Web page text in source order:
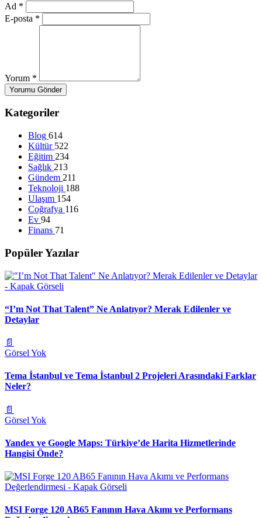
Ad *
E-posta *
Yorum *
Yorumu Gönder
Kategoriler
Blog 614
Kültür 522
Eğitim 234
Sağlık 213
Gündem 211
Teknoloji 188
Ulaşım 154
Coğrafya 116
Ev 94
Finans 71
Popüler Yazılar
“I’m Not That Talent” Ne Anlatıyor? Merak Edilenler ve
Detaylar
📄
Görsel Yok
Tema İstanbul ve Tema İstanbul 2 Projeleri Arasındaki Farklar
Neler?
📄
Görsel Yok
Yandex ve Google Maps: Türkiye’de Harita Hizmetlerinde
Hangisi Önde?
MSI Forge 120 AB65 Fanının Hava Akımı ve Performans